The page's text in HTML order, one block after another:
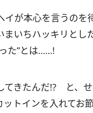
イが本心を言うのを
まいちハッキリとし
た”とは……!
てきたんだ!? と、
ットインを入れてお